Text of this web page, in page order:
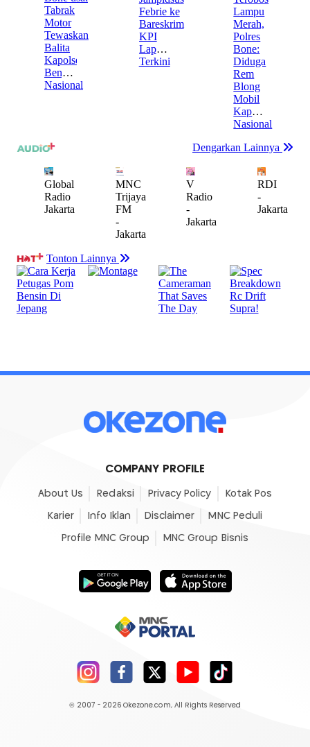
COMPANY PROFILE
About Us Redaksi Privacy Policy Kotak Pos
Karier Info Iklan Disclaimer MNC Peduli
Profile MNC Group MNC Group Bisnis
© 2007 - 2026 Okezone.com, All Rights Reserved